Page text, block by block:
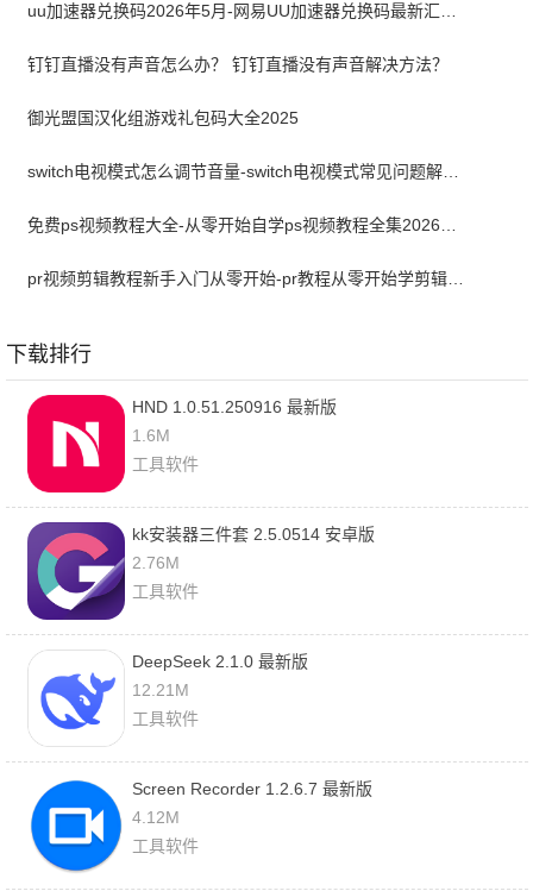
钉钉直播没有声音怎么办？ 钉钉直播没有声音解决方法？
御光盟国汉化组游戏礼包码大全2025
switch电视模式怎么调节音量-switch电视模式常见问题解决方案
pr视频剪辑教程新手入门从零开始-pr教程从零开始学剪辑全集免费
下载排行
HND 1.0.51.250916 最新版
1.6M
工具软件
kk安装器三件套 2.5.0514 安卓版
2.76M
工具软件
DeepSeek 2.1.0 最新版
12.21M
工具软件
Screen Recorder 1.2.6.7 最新版
4.12M
工具软件